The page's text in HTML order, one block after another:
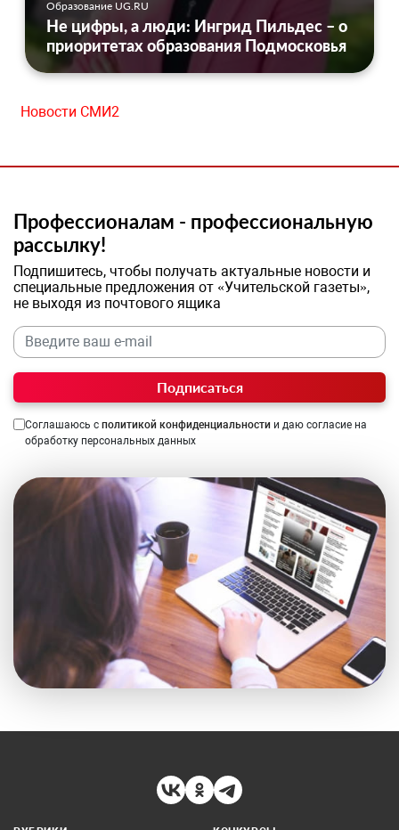
Образование UG.RU
Не цифры, а люди: Ингрид Пильдес – о
приоритетах образования Подмосковья
Новости СМИ2
Профессионалам - профессиональную
рассылку!
Подпишитесь, чтобы получать актуальные новости и
специальные предложения от «Учительской газеты»,
не выходя из почтового ящика
Подписаться
Соглашаюсь с политикой конфиденциальности и даю согласие на
обработку персональных данных